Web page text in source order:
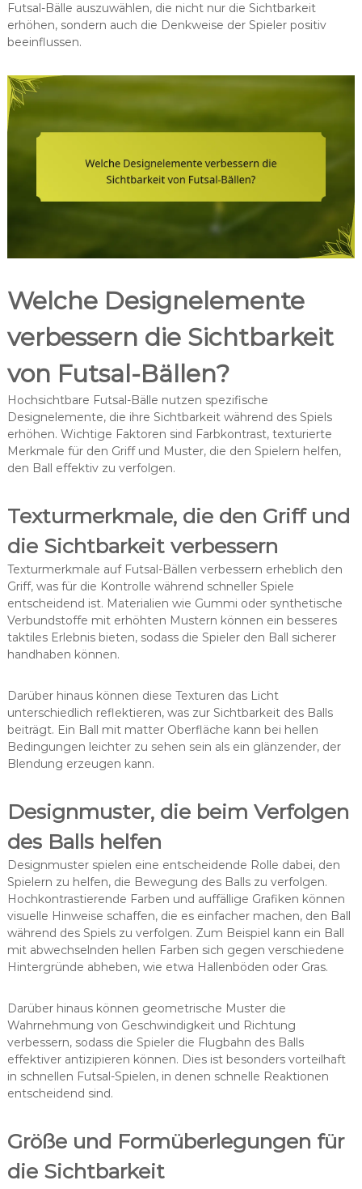
Futsal-Bälle auszuwählen, die nicht nur die Sichtbarkeit
erhöhen, sondern auch die Denkweise der Spieler positiv
beeinflussen.
Welche Designelemente
verbessern die Sichtbarkeit
von Futsal-Bällen?
Hochsichtbare Futsal-Bälle nutzen spezifische
Designelemente, die ihre Sichtbarkeit während des Spiels
erhöhen. Wichtige Faktoren sind Farbkontrast, texturierte
Merkmale für den Griff und Muster, die den Spielern helfen,
den Ball effektiv zu verfolgen.
Texturmerkmale, die den Griff und
die Sichtbarkeit verbessern
Texturmerkmale auf Futsal-Bällen verbessern erheblich den
Griff, was für die Kontrolle während schneller Spiele
entscheidend ist. Materialien wie Gummi oder synthetische
Verbundstoffe mit erhöhten Mustern können ein besseres
taktiles Erlebnis bieten, sodass die Spieler den Ball sicherer
handhaben können.
Darüber hinaus können diese Texturen das Licht
unterschiedlich reflektieren, was zur Sichtbarkeit des Balls
beiträgt. Ein Ball mit matter Oberfläche kann bei hellen
Bedingungen leichter zu sehen sein als ein glänzender, der
Blendung erzeugen kann.
Designmuster, die beim Verfolgen
des Balls helfen
Designmuster spielen eine entscheidende Rolle dabei, den
Spielern zu helfen, die Bewegung des Balls zu verfolgen.
Hochkontrastierende Farben und auffällige Grafiken können
visuelle Hinweise schaffen, die es einfacher machen, den Ball
während des Spiels zu verfolgen. Zum Beispiel kann ein Ball
mit abwechselnden hellen Farben sich gegen verschiedene
Hintergründe abheben, wie etwa Hallenböden oder Gras.
Darüber hinaus können geometrische Muster die
Wahrnehmung von Geschwindigkeit und Richtung
verbessern, sodass die Spieler die Flugbahn des Balls
effektiver antizipieren können. Dies ist besonders vorteilhaft
in schnellen Futsal-Spielen, in denen schnelle Reaktionen
entscheidend sind.
Größe und Formüberlegungen für
die Sichtbarkeit